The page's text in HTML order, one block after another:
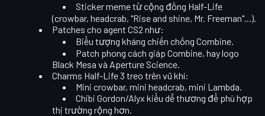
Sticker meme từ cộng đồng Half-Life
(crowbar, headcrab, "Rise and shine, Mr. Freeman"...).
Patches cho agent CS2 như:
Biểu tượng kháng chiến chống Combine.
Patch phong cách giáp Combine, hay logo
Black Mesa và Aperture Science.
Charms Half-Life 3 treo trên vũ khí:
Mini crowbar, mini headcrab, mini Lambda.
Chibi Gordon/Alyx kiểu dễ thương để phù hợp
thị trường rộng hơn.